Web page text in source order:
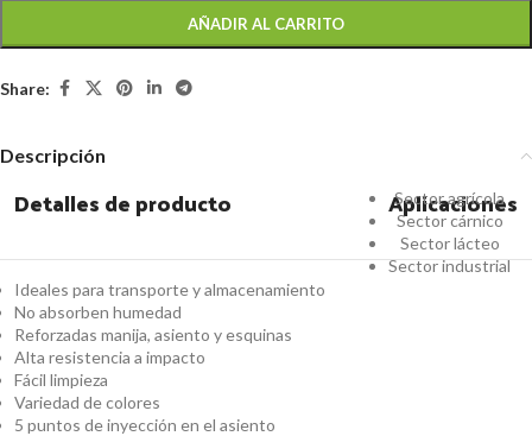
AÑADIR AL CARRITO
Share:
Descripción
Detalles de producto Aplicaciones
Ideales para transporte y almacenamiento
No absorben humedad
Reforzadas manija, asiento y esquinas
Alta resistencia a impacto
Fácil limpieza
Variedad de colores
5 puntos de inyección en el asiento
Sector agrícola
Sector cárnico
Sector lácteo
Sector industrial